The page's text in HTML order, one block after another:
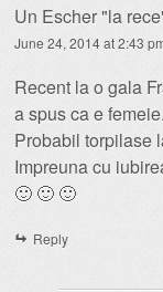
Un Escher "la
June 24, 2014 at 2:43
Recent la o gala
a spus ca e femeie.
Probabil torpilase
Impreuna cu
🙂 🙂 🙂
Reply